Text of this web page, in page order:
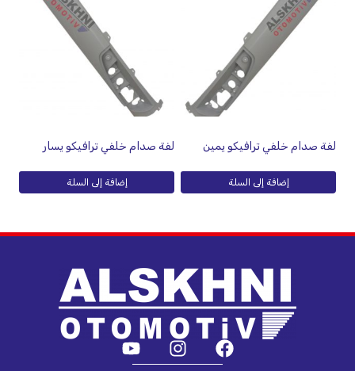
لفة صدام خلفي ترافيكو يمين
إضافة إلى السلة
لفة صدام خلفي ترافيكو يسار
إضافة إلى السلة